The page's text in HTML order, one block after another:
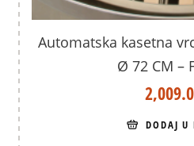
Automatska kasetna
Ø 72 CM –
DODAJ U